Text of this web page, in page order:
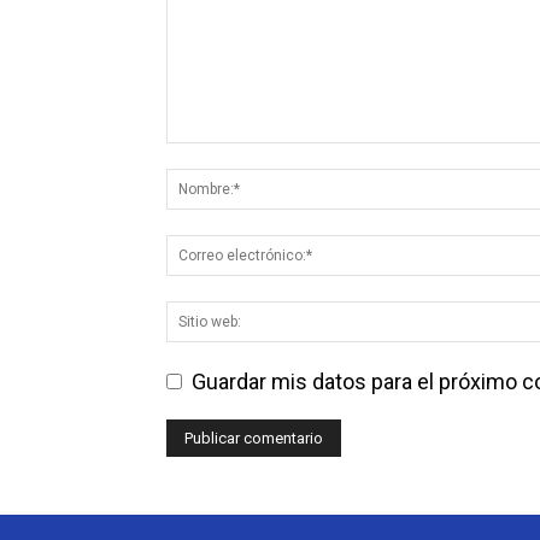
Guardar mis datos para el próximo